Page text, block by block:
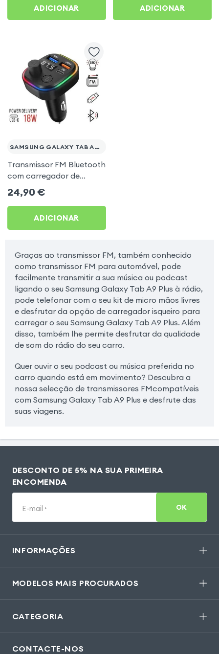
ADICIONAR ADICIONAR
SAMSUNG GALAXY TAB A9 PLUS
Transmissor FM Bluetooth
com carregador de
isqueiro USB / USB-C, C2 -
Preto para Samsung
Galaxy Tab A9 Plus
24,90 €
ADICIONAR
Graças ao transmissor FM, também conhecido
como transmissor FM para automóvel, pode
facilmente transmitir a sua música ou podcast
ligando o seu Samsung Galaxy Tab A9 Plus à rádio,
pode telefonar com o seu kit de micro mãos livres
e desfrutar da opção de carregador isqueiro para
carregar o seu Samsung Galaxy Tab A9 Plus. Além
disso, também lhe permite desfrutar da qualidade
de som do rádio do seu carro.
Quer ouvir o seu podcast ou música preferida no
carro quando está em movimento? Descubra a
nossa selecção de transmissores FMcompatíveis
com Samsung Galaxy Tab A9 Plus e desfrute das
suas viagens.
DESCONTO DE 5% NA SUA PRIMEIRA
ENCOMENDA
E-mail * OK
INFORMAÇÕES
MODELOS MAIS PROCURADOS
CATEGORIA
CONTACTE-NOS